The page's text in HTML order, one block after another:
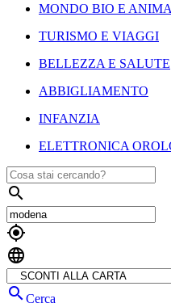
MONDO BIO E
TURISMO E VIAGGI
BELLEZZA E SALUTE
ABBIGLIAMENTO
INFANZIA
ELETTRONICA



Cerca